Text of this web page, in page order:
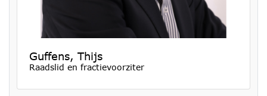
Guffens, Thijs
Raadslid en fractievoorziter